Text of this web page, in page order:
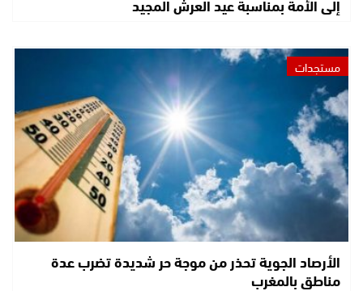
مستجدات
الأرصاد الجوية تحذر من موجة حر شديدة تضرب عدة
مناطق بالمغرب